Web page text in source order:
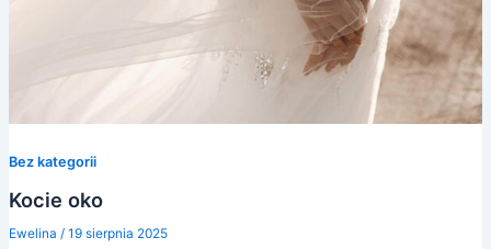
Bez kategorii
Kocie oko
Ewelina / 19 sierpnia 2025